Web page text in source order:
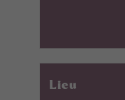
Lieu